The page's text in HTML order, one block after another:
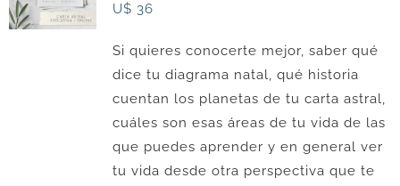
U$ 36
Si quieres conocerte mejor, saber qué
dice tu diagrama natal, qué historia
cuentan los planetas de tu carta astral,
cuáles son esas áreas de tu vida de las
que puedes aprender y en general ver
tu vida desde otra perspectiva que te